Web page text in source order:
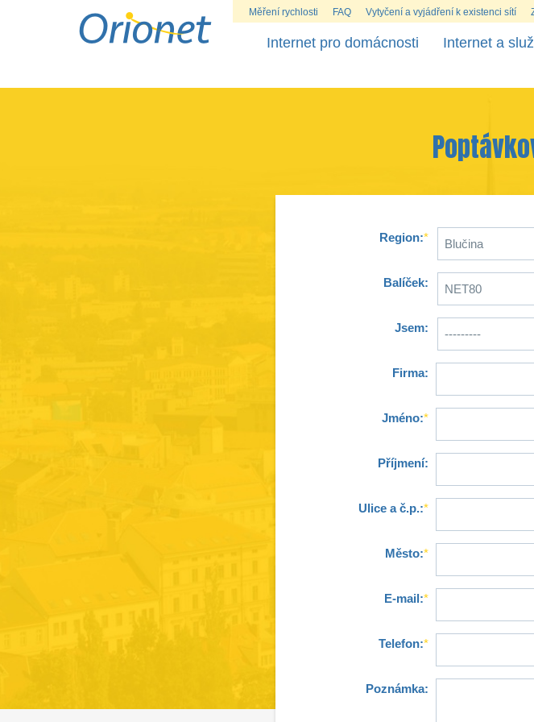
Měření rychlosti FAQ Vytyčení a vyjádření k existenci sítí
Internet pro domácnosti Internet a
Region:*
Balíček:
Jsem:
Firma:
Jméno:*
Příjmení:
Ulice a č.p.:*
Město:*
E-mail:*
Telefon:*
Poznámka: